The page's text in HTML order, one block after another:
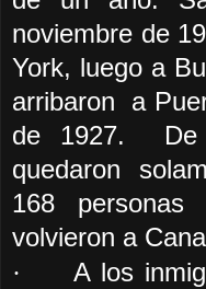
noviembre de
York, luego a
arribaron
a
de 1927.
quedaron
168 personas
volvieron a
·
A los